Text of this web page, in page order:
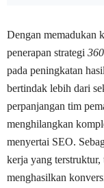
Dengan memadukan
penerapan strategi
pada peningkatan
bertindak lebih dari
perpanjangan tim
menghilangkan
menyertai SEO.
kerja yang
menghasilkan